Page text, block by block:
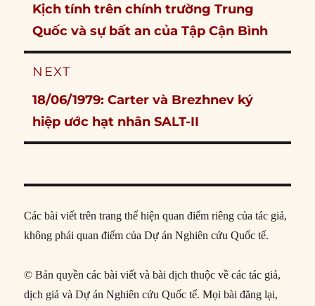
Previous
post:
Kịch tính trên chính trường Trung
Quốc và sự bất an của Tập Cận Bình
NEXT
Next
post:
18/06/1979: Carter và Brezhnev ký
hiệp ước hạt nhân SALT-II
Các bài viết trên trang thể hiện quan điểm riêng của tác giả,
không phải quan điểm của Dự án Nghiên cứu Quốc tế.
© Bản quyền các bài viết và bài dịch thuộc về các tác giả,
dịch giả và Dự án Nghiên cứu Quốc tế. Mọi bài đăng lại,